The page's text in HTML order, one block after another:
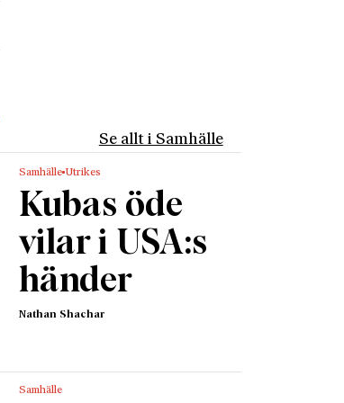
Se allt i Samhälle
Samhälle Utrikes
Kubas öde
vilar i USA:s
händer
Nathan Shachar
Samhälle